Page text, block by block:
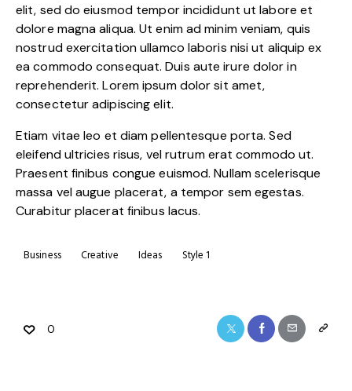
elit, sed do eiusmod tempor incididunt ut labore et
dolore magna aliqua. Ut enim ad minim veniam, quis
nostrud exercitation ullamco laboris nisi ut aliquip ex
ea commodo consequat. Duis aute irure dolor in
reprehenderit. Lorem ipsum dolor sit amet,
consectetur adipiscing elit.
Etiam vitae leo et diam pellentesque porta. Sed
eleifend ultricies risus, vel rutrum erat commodo ut.
Praesent finibus congue euismod. Nullam scelerisque
massa vel augue placerat, a tempor sem egestas.
Curabitur placerat finibus lacus.
Business Creative Ideas Style 1
0